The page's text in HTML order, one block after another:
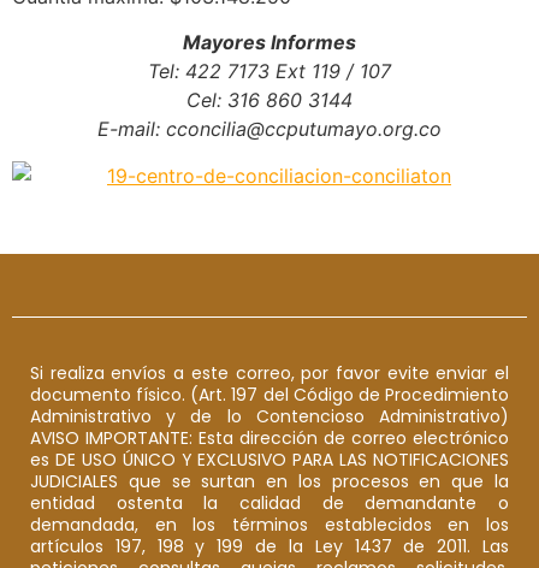
Mayores Informes
Tel: 422 7173 Ext 119 / 107
Cel: 316 860 3144
E-mail: cconcilia@ccputumayo.org.co
Si realiza envíos a este correo, por favor evite enviar el
documento físico. (Art. 197 del Código de Procedimiento
Administrativo y de lo Contencioso Administrativo)
AVISO IMPORTANTE: Esta dirección de correo electrónico
es DE USO ÚNICO Y EXCLUSIVO PARA LAS NOTIFICACIONES
JUDICIALES que se surtan en los procesos en que la
entidad ostenta la calidad de demandante o
demandada, en los términos establecidos en los
artículos 197, 198 y 199 de la Ley 1437 de 2011. Las